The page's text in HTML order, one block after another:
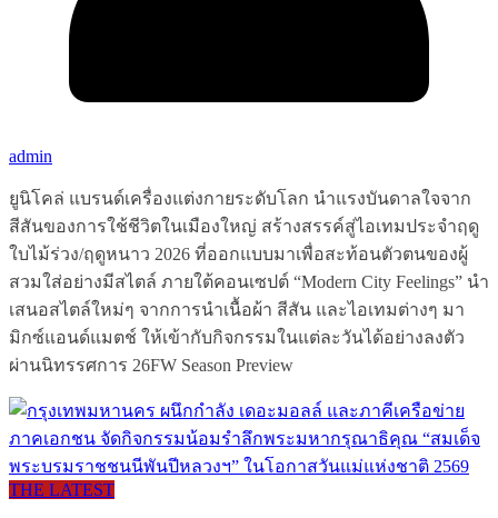
admin
ยูนิโคล่ แบรนด์เครื่องแต่งกายระดับโลก นำแรงบันดาลใจจาก
สีสันของการใช้ชีวิตในเมืองใหญ่ สร้างสรรค์สู่ไอเทมประจำฤดู
ใบไม้ร่วง/ฤดูหนาว 2026 ที่ออกแบบมาเพื่อสะท้อนตัวตนของผู้
สวมใส่อย่างมีสไตล์ ภายใต้คอนเซปต์ “Modern City Feelings” นำ
เสนอสไตล์ใหม่ๆ จากการนำเนื้อผ้า สีสัน และไอเทมต่างๆ มา
มิกซ์แอนด์แมตช์ ให้เข้ากับกิจกรรมในแต่ละวันได้อย่างลงตัว
ผ่านนิทรรศการ 26FW Season Preview
THE LATEST